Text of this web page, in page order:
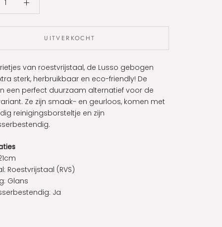
UITVERKOCHT
van roestvrijstaal, de Lusso gebogen
sterk, herbruikbaar en eco-friendly! De
een perfect duurzaam alternatief voor de
Ze zijn smaak- en geurloos, komen met
reinigingsborsteltje en zijn
Roestvrijstaal (RVS)
Glans
Ja